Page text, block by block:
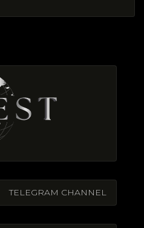
TELEGRAM CHANNEL